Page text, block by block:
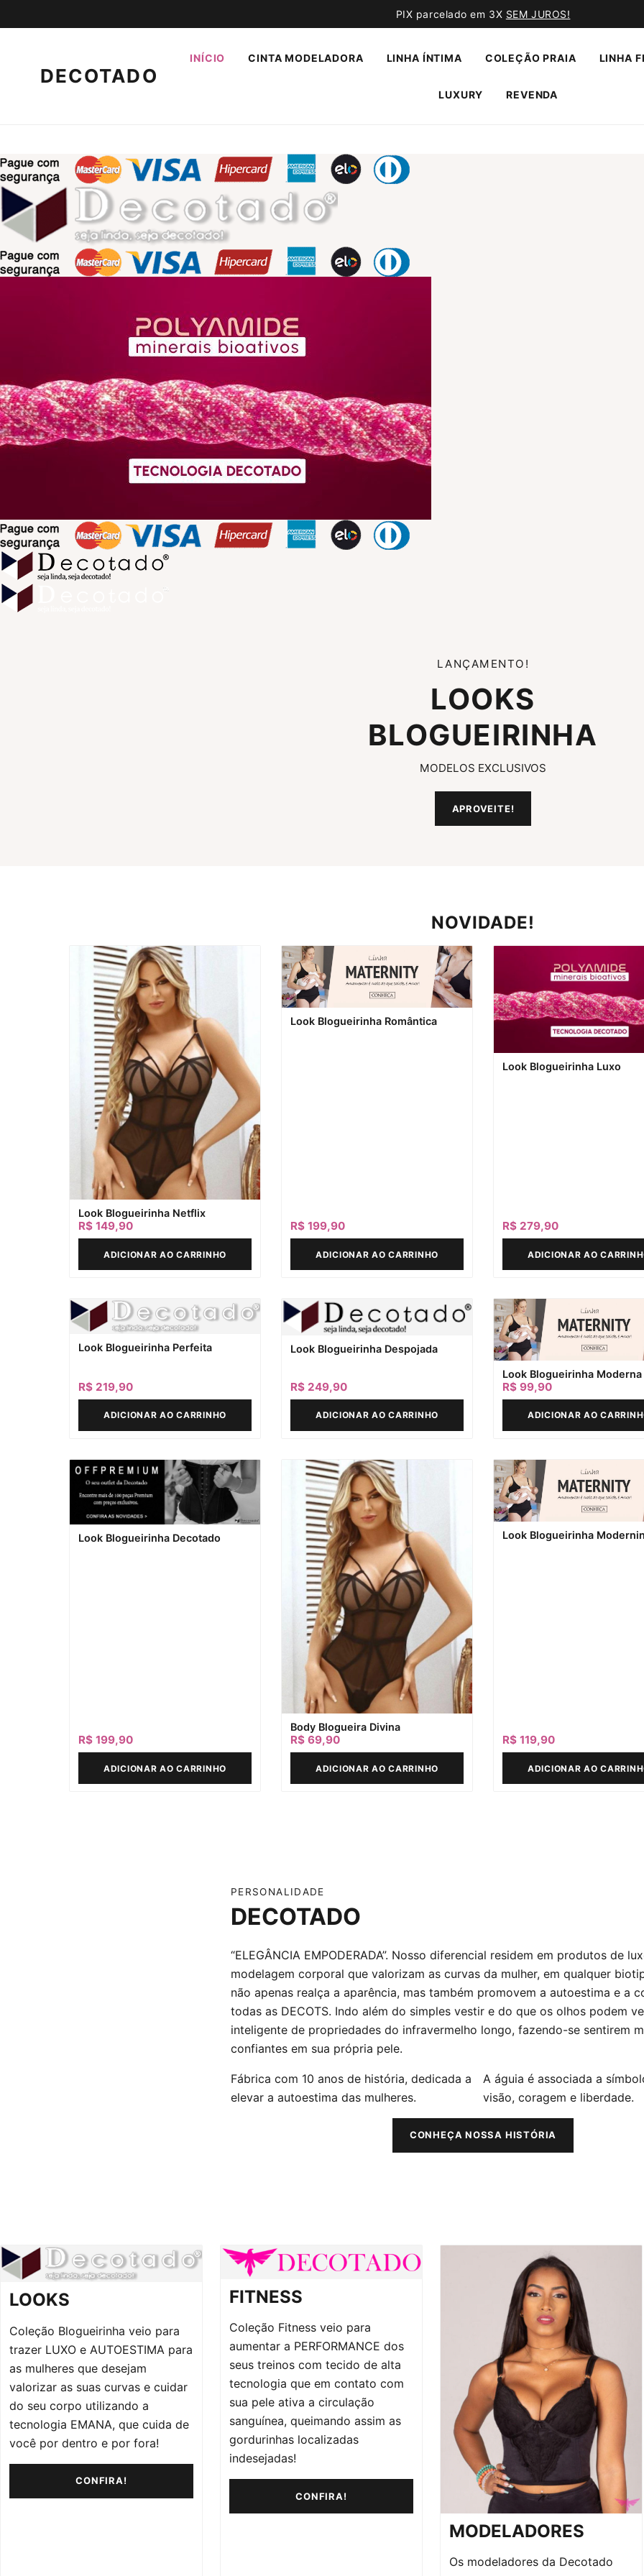
PIX parcelado em 3X SEM JUROS!
DECOTADO
INÍCIO CINTA MODELADORA LINHA ÍNTIMA COLEÇÃO PRAIA LINHA
LUXURY REVENDA
LANÇAMENTO!
LOOKS
BLOGUEIRINHA
MODELOS EXCLUSIVOS
APROVEITE!
NOVIDADE!
Look Blogueirinha Netflix
R$ 149,90
ADICIONAR AO CARRINHO
Look Blogueirinha Romântica
R$ 199,90
ADICIONAR AO CARRINHO
Look Blogueirinha Luxo
R$ 279,90
ADICIONAR AO
Look Blogueirinha Perfeita
R$ 219,90
ADICIONAR AO CARRINHO
Look Blogueirinha Despojada
R$ 249,90
ADICIONAR AO CARRINHO
Look Blogueirinha Moderna
R$ 99,90
ADICIONAR AO
Look Blogueirinha Decotado
R$ 199,90
ADICIONAR AO CARRINHO
Body Blogueira Divina
R$ 69,90
ADICIONAR AO CARRINHO
Look Blogueirinha
R$ 119,90
ADICIONAR AO
PERSONALIDADE
DECOTADO
“ELEGÂNCIA EMPODERADA”. Nosso diferencial residem em produtos de
modelagem corporal que valorizam as curvas da mulher, em qualquer
não apenas realça a aparência, mas também promovem a autoestima e a
todas as DECOTS. Indo além do simples vestir e do que os olhos podem
inteligente de propriedades do infravermelho longo, fazendo-se sentirem
confiantes em sua própria pele.
Fábrica com 10 anos de história, dedicada a
elevar a autoestima das mulheres.
A águia é associada a
visão, coragem e liberdade.
CONHEÇA NOSSA HISTÓRIA
LOOKS
Coleção Blogueirinha veio para
trazer LUXO e AUTOESTIMA para
as mulheres que desejam
valorizar as suas curvas e cuidar
do seu corpo utilizando a
tecnologia EMANA, que cuida de
você por dentro e por fora!
CONFIRA!
FITNESS
Coleção Fitness veio para
aumentar a PERFORMANCE dos
seus treinos com tecido de alta
tecnologia que em contato com
sua pele ativa a circulação
sanguínea, queimando assim as
gordurinhas localizadas
indesejadas!
CONFIRA!
MODELADORES
Os modeladores da Decotado